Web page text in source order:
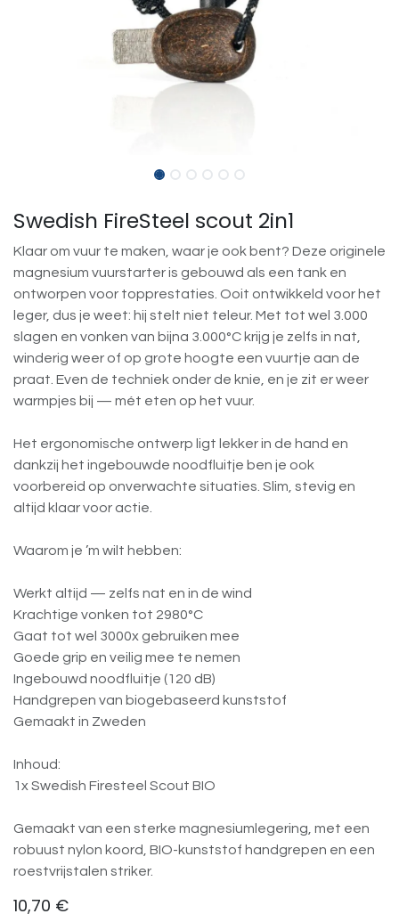
Swedish FireSteel scout 2in1
Klaar om vuur te maken, waar je ook bent? Deze originele
magnesium vuurstarter is gebouwd als een tank en
ontworpen voor topprestaties. Ooit ontwikkeld voor het
leger, dus je weet: hij stelt niet teleur. Met tot wel 3.000
slagen en vonken van bijna 3.000°C krijg je zelfs in nat,
winderig weer of op grote hoogte een vuurtje aan de
praat. Even de techniek onder de knie, en je zit er weer
warmpjes bij — mét eten op het vuur.
Het ergonomische ontwerp ligt lekker in de hand en
dankzij het ingebouwde noodfluitje ben je ook
voorbereid op onverwachte situaties. Slim, stevig en
altijd klaar voor actie.
Waarom je ’m wilt hebben:
Werkt altijd — zelfs nat en in de wind
Krachtige vonken tot 2980°C
Gaat tot wel 3000x gebruiken mee
Goede grip en veilig mee te nemen
Ingebouwd noodfluitje (120 dB)
Handgrepen van biogebaseerd kunststof
Gemaakt in Zweden
Inhoud:
1x Swedish Firesteel Scout BIO
Gemaakt van een sterke magnesiumlegering, met een
robuust nylon koord, BIO-kunststof handgrepen en een
roestvrijstalen striker.
10,70 €